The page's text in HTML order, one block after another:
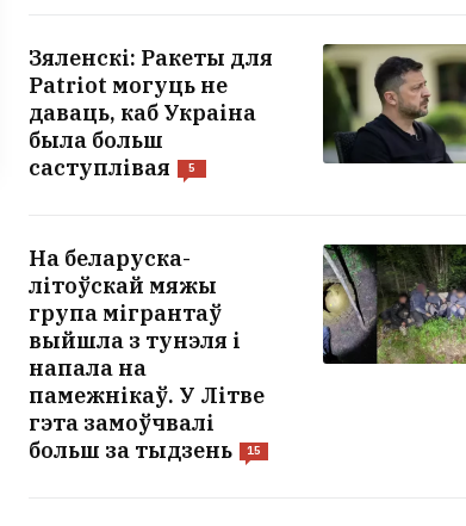
Зяленскі: Ракеты для
Patriot могуць не
даваць, каб Украіна
была больш
саступлівая
5
На беларуска-
літоўскай мяжы
група мігрантаў
выйшла з тунэля і
напала на
памежнікаў. У Літве
гэта замоўчвалі
больш за тыдзень
15